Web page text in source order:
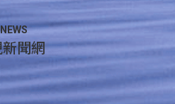
聞網